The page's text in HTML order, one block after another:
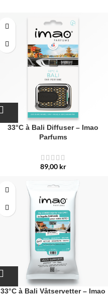
33°C à Bali Diffuser – Imao
Parfums
89,00 kr
33°C à Bali Våtservetter – Imao